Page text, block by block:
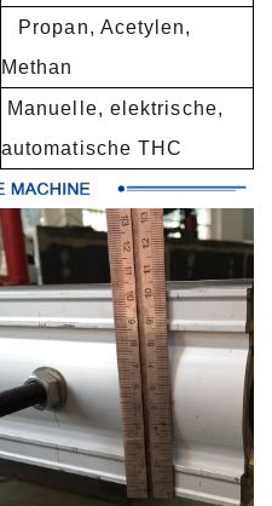
Propan, Acetylen,
Methan
Manuelle, elektrische,
automatische THC